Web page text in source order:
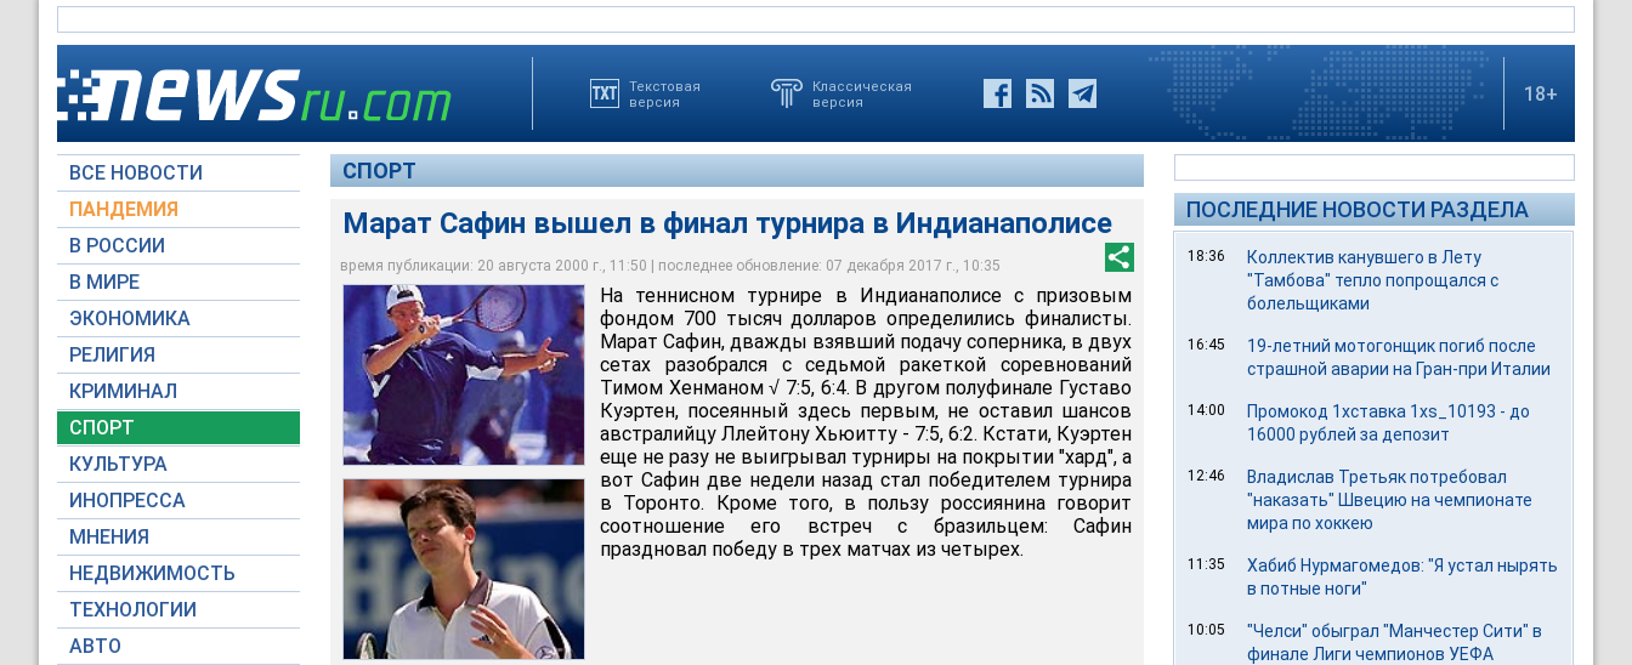
Текстовая
версия
Классическая
версия
18+
ВСЕ НОВОСТИ
ПАНДЕМИЯ
В РОССИИ
В МИРЕ
ЭКОНОМИКА
РЕЛИГИЯ
КРИМИНАЛ
СПОРТ
КУЛЬТУРА
ИНОПРЕССА
МНЕНИЯ
НЕДВИЖИМОСТЬ
ТЕХНОЛОГИИ
АВТО
СПОРТ
Марат Сафин вышел в финал турнира в Индианаполисе
время публикации: 20 августа 2000 г., 11:50 | последнее обновление: 07 декабря 2017 г., 10:35
Марат Сафин вновь в финале
Тим Хенман разочарован поражением
На теннисном турнире в Индианаполисе с призовым
фондом 700 тысяч долларов определились финалисты.
Марат Сафин, дважды взявший подачу соперника, в двух
сетах разобрался с седьмой ракеткой соревнований
Тимом Хенманом √ 7:5, 6:4. В другом полуфинале Густаво
Куэртен, посеянный здесь первым, не оставил шансов
австралийцу Ллейтону Хьюитту - 7:5, 6:2. Кстати, Куэртен
еще не разу не выигрывал турниры на покрытии "хард", а
вот Сафин две недели назад стал победителем турнира
в Торонто. Кроме того, в пользу россиянина говорит
соотношение его встреч с бразильцем: Сафин
праздновал победу в трех матчах из четырех.
ПОСЛЕДНИЕ НОВОСТИ РАЗДЕЛА
18:36
Коллектив канувшего в Лету
"Тамбова" тепло попрощался с
болельщиками
16:45
19-летний мотогонщик погиб после
страшной аварии на Гран-при Италии
14:00
Промокод 1хставка 1xs_10193 - до
16000 рублей за депозит
12:46
Владислав Третьяк потребовал
"наказать" Швецию на чемпионате
мира по хоккею
11:35
Хабиб Нурмагомедов: "Я устал нырять
в потные ноги"
10:05
"Челси" обыграл "Манчестер Сити" в
финале Лиги чемпионов УЕФА